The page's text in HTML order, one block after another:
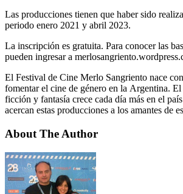
Las producciones tienen que haber sido
periodo enero 2021 y abril 2023.
La inscripción es gratuita. Para conocer las
pueden ingresar a
El Festival de Cine Merlo Sangriento nace
fomentar el cine de género en la Argentina. El
ficción y fantasía crece cada día más en el
acercan estas producciones a los amantes de
About The Author